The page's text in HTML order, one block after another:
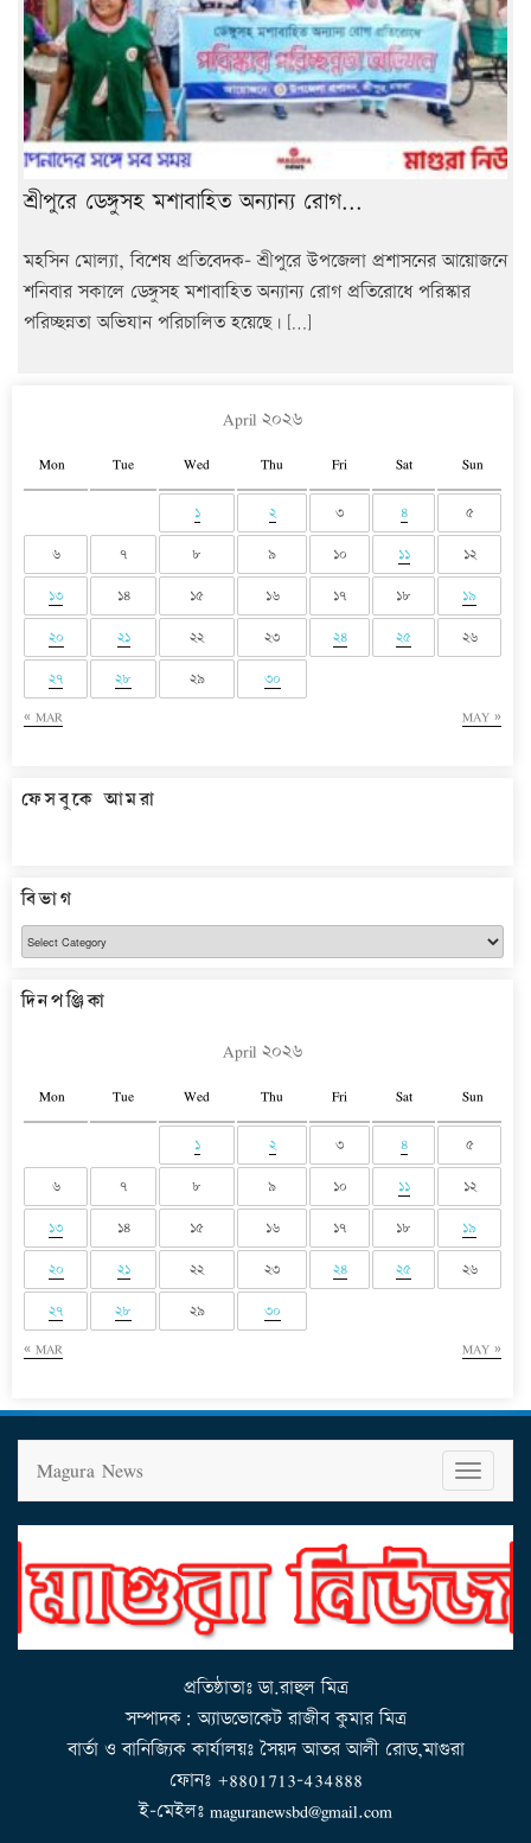
শ্রীপুরে ডেঙ্গুসহ মশাবাহিত অন্যান্য রোগ...
মহসিন মোল্যা, বিশেষ প্রতিবেদক- শ্রীপুরে উপজেলা প্রশাসনের আয়োজনে
শনিবার সকালে ডেঙ্গুসহ মশাবাহিত অন্যান্য রোগ প্রতিরোধে পরিস্কার
পরিচ্ছন্নতা অভিযান পরিচালিত হয়েছে। […]
April ২০২৬
Mon Tue Wed Thu Fri Sat Sun
« MAR MAY »
১ ২ ৩ ৪ ৫
৬ ৭ ৮ ৯ ১০ ১১ ১২
১৩ ১৪ ১৫ ১৬ ১৭ ১৮ ১৯
২০ ২১ ২২ ২৩ ২৪ ২৫ ২৬
২৭ ২৮ ২৯ ৩০
ফেসবুকে আমরা
বিভাগ
বিভাগ
দিনপঞ্জিকা
April ২০২৬
Mon Tue Wed Thu Fri Sat Sun
« MAR MAY »
১ ২ ৩ ৪ ৫
৬ ৭ ৮ ৯ ১০ ১১ ১২
১৩ ১৪ ১৫ ১৬ ১৭ ১৮ ১৯
২০ ২১ ২২ ২৩ ২৪ ২৫ ২৬
২৭ ২৮ ২৯ ৩০
T
o
g
l
n
g
a
t
o
n
Magura News
প্রতিষ্ঠাতাঃ ডা.রাহুল মিত্র
সম্পাদক: অ্যাডভোকেট রাজীব কুমার মিত্র
বার্তা ও বানিজ্যিক কার্যালয়ঃ সৈয়দ আতর আলী রোড,মাগুরা
ফোনঃ +8801713-434888
ই-মেইলঃ maguranewsbd@gmail.com